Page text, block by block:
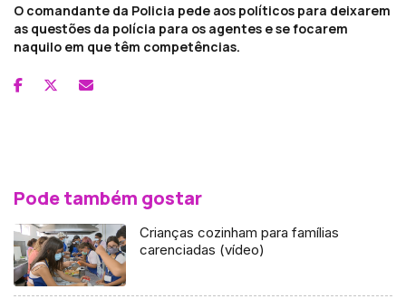
O comandante da Policia pede aos políticos para deixarem
as questões da polícia para os agentes e se focarem
naquilo em que têm competências.
Pode também gostar
Crianças cozinham para famílias
carenciadas (vídeo)